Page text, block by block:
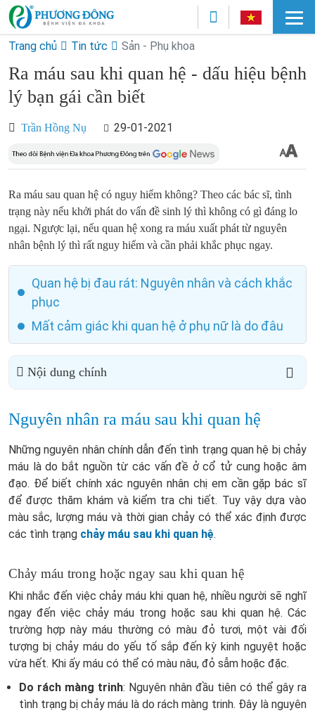
Trang chủ Tin tức Sản - Phụ khoa
Ra máu sau khi quan hệ - dấu hiệu bệnh
lý bạn gái cần biết
Trần Hồng Nụ 29-01-2021
Ra máu sau quan hệ có nguy hiểm không? Theo các bác sĩ, tình
trạng này nếu khởi phát do vấn đề sinh lý thì không có gì đáng lo
ngại. Ngược lại, nếu quan hệ xong ra máu xuất phát từ nguyên
nhân bệnh lý thì rất nguy hiểm và cần phải khắc phục ngay.
Quan hệ bị đau rát: Nguyên nhân và cách khắc
phục
Mất cảm giác khi quan hệ ở phụ nữ là do đâu
Nội dung chính
Nguyên nhân ra máu sau khi quan hệ
Những nguyên nhân chính dẫn đến tình trạng quan hệ bị chảy
máu là do bắt nguồn từ các vấn đề ở cổ tử cung hoặc âm
đạo. Để biết chính xác nguyên nhân chị em cần gặp bác sĩ
để được thăm khám và kiểm tra chi tiết. Tuy vậy dựa vào
màu sắc, lượng máu và thời gian chảy có thể xác định được
các tình trạng chảy máu sau khi quan hệ.
Chảy máu trong hoặc ngay sau khi quan hệ
Khi nhắc đến việc chảy máu khi quan hệ, nhiều người sẽ nghĩ
ngay đến việc chảy máu trong hoặc sau khi quan hệ. Các
trường hợp này máu thường có màu đỏ tươi, một vài đối
tượng bị chảy máu do yếu tố sắp đến kỳ kinh nguyệt hoặc
vừa hết. Khi ấy máu có thể có màu nâu, đỏ sẫm hoặc đặc.
Do rách màng trinh: Nguyên nhân đầu tiên có thể gây ra
tình trạng bị chảy máu là do rách màng trinh. Đây là nguyên